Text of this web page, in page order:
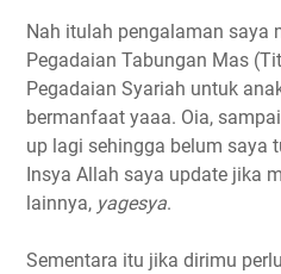
Nah itulah pengalaman saya
Pegadaian Tabungan Mas
Pegadaian Syariah untuk
bermanfaat yaaa. Oia,
up lagi sehingga belum saya
Insya Allah saya update jika
lainnya, yagesya.
Sementara itu jika dirimu